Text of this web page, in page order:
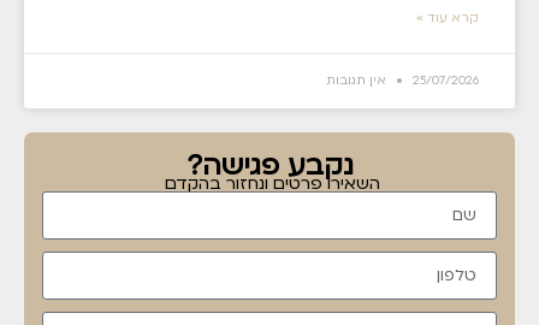
קרא עוד »
25/07/2026 אין תגובות
נקבע פגישה?
השאירו פרטים ונחזור בהקדם